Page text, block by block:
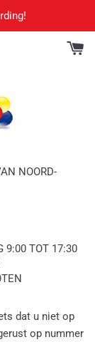
NOORD-
9:00 TOT 17:30
dat u niet op
op nummer